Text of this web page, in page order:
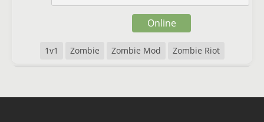
1v1 Zombie Zombie Mod Zombie Riot
Online